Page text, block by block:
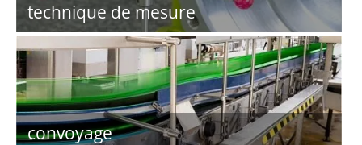
technique de mesure
convoyage